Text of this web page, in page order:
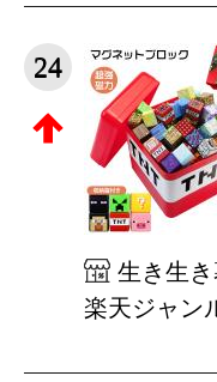
24
生き生
楽天ジャン